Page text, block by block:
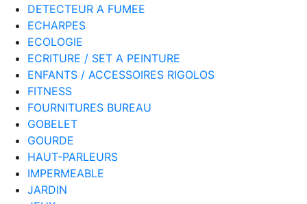
DETECTEUR A FUMEE
ECHARPES
ECOLOGIE
ECRITURE / SET A PEINTURE
ENFANTS / ACCESSOIRES RIGOLOS
FITNESS
FOURNITURES BUREAU
GOBELET
GOURDE
HAUT-PARLEURS
IMPERMEABLE
JARDIN